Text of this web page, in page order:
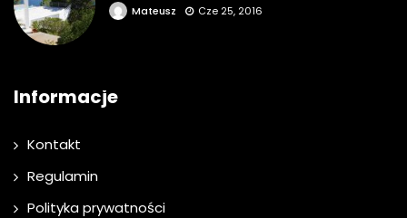
Mateusz Cze 25, 2016
Informacje
Kontakt
Regulamin
Polityka prywatności